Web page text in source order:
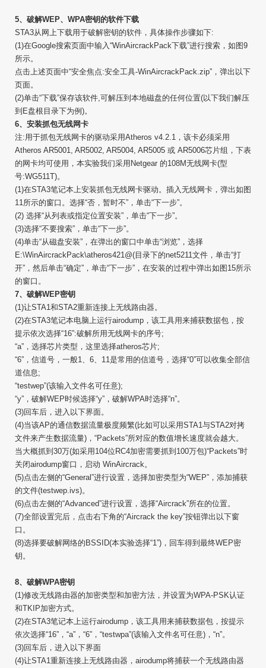
5、破解WEP、WPA密钥的软件下载
STA3从网上下载用于破解密钥的软件，具体操作步骤如下:
(1)在Google搜索页面中输入“WinAircrackPack下载”进行搜索，如图9
所示。
点击上述页面中“安全焦点:安全工具-WinAircrackPack.zip”，弹出以下
页面。
(2)单击“下载”保存该软件,可解压到本地磁盘的任何位置(以下我们解压
到E盘根目录下为例)。
6、安装抓包无线网卡
注:用于抓包无线网卡的驱动采用Atheros v4.2.1，该卡必须采用
Atheros AR5001, AR5002, AR5004, AR5005 或 AR5006芯片组，下表
的网卡均可使用，本实验我们采用Netgear 的108M无线网卡(型
号:WG511T)。
(1)在STA3笔记本上安装抓包无线网卡驱动。插入无线网卡，弹出如图
11所示的窗口。选择“否，暂时不”，单击“下一步”。
(2) 选择“从列表或指定位置安装”，单击“下一步”。
(3)选择“不要搜索”，单击“下一步”。
(4)单击“从磁盘安装”，在弹出的窗口中单击“浏览”，选择
E:\WinAircrackPack\atheros421@(目录下的net5211文件，单击“打
开”，然后单击“确定”，单击“下一步”，在安装的过程中弹出如图15所示
的窗口。
7、破解WEP密钥
(1)让STA1和STA2重新连接上无线路由器。
(2)在STA3笔记本电脑上运行airodump，该工具用来捕获数据包，按
提示依次选择“16”:破解所用无线网卡的序号;
“a”，选择芯片类型，这里选择atheros芯片;
“6”，信道号，一般1、6、11是常用的信道号，选择“0”可以收集全部信
道信息;
“testwep”(该输入文件名可任意);
“y”，破解WEP时候选择“y”，破解WPA时选择“n”。
(3)回车后，进入以下界面。
(4)当该AP的通信数据流量极度频繁(比如可以采用STA1与STA2对拷
文件来产生数据流量)，“Packets”所对应的数值增长速度就会越大。
当大概抓到30万(如采用104位RC4加密需要抓到100万包)“Packets”时
关闭airodump窗口，启动 WinAircrack。
(5)点击左侧的“General”进行设置，选择加密类型为“WEP”，添加捕获
的文件(testwep.ivs)。
(6)点击左侧的“Advanced”进行设置，选择“Aircrack”所在的位置。
(7)全部设置完后，点击右下角的“Aircrack the key”按钮弹出以下窗
口。
(8)选择要破解网络的BSSID(本实验选择“1”)，回车得到最终WEP密
钥。
8、破解WPA密钥
(1)修改无线路由器的加密类型和加密方法，并设置为WPA-PSK认证
和TKIP加密方式。
(2)在STA3笔记本上运行airodump，该工具用来捕获数据包，按提示
依次选择“16”，“a”，“6”，“testwpa”(该输入文件名可任意)，“n”。
(3)回车后，进入以下界面
(4)让STA1重新连接上无线路由器，airodump将捕获一个无线路由器